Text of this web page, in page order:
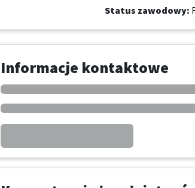
Status zawodowy:
Informacje kontaktowe